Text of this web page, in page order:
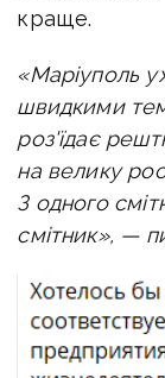
краще.
«Маріуполь
швидкими
роз'їдає
на велику
З одного
смітник», —